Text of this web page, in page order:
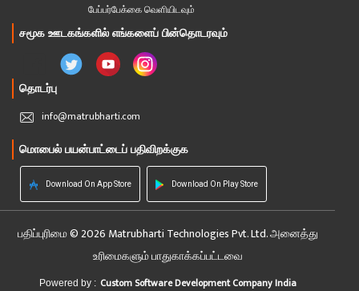
பேப்பர்பேக்கை வெளியிடவும்
சமூக ஊடகங்களில் எங்களைப் பின்தொடரவும்
தொடர்பு
info@matrubharti.com
மொபைல் பயன்பாட்டைப் பதிவிறக்குக
Download On App Store Download On Play Store
பதிப்புரிமை © 2026 Matrubharti Technologies Pvt. Ltd. அனைத்து
உரிமைகளும் பாதுகாக்கப்பட்டவை
Powered by : Custom Software Development Company India